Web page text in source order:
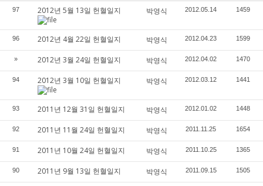
97 2012년 5월 13일 헌혈일지 박영식 2012.05.14 1459
96 2012년 4월 22일 헌혈일지 박영식 2012.04.23 1599
» 2012년 3월 24일 헌혈일지 박영식 2012.04.02 1470
94 2012년 3월 10일 헌혈일지 박영식 2012.03.12 1441
93 2011년 12월 31일 헌혈일지 박영식 2012.01.02 1448
92 2011년 11월 24일 헌혈일지 박영식 2011.11.25 1654
91 2011년 10월 24일 헌혈일지 박영식 2011.10.25 1365
90 2011년 9월 13일 헌혈일지 박영식 2011.09.15 1505